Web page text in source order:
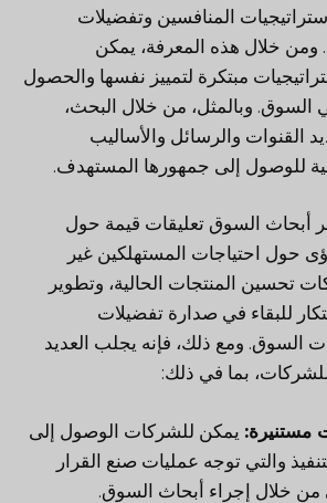
المنافسين وتفضيلات
ومن خلال هذه المعرفة، يمكن
مبتكرة لتمييز نفسها والحصول
السوق. وبالمثل، من خلال البحث،
القنوات والرسائل والأساليب
للوصول إلى جمهورها المستهدف.
أبحاث السوق تعليقات قيمة حول
حول احتياجات المستهلكين غير
تحسين المنتجات الحالية، وتطوير
للبقاء في صدارة تفضيلات
السوق. ومع ذلك، فإنه يجلب العديد
بما في ذلك:
مستنيرة: يمكن للشركات الوصول إلى
والتي توجه عمليات صنع القرار
من خلال إجراء أبحاث السوق.